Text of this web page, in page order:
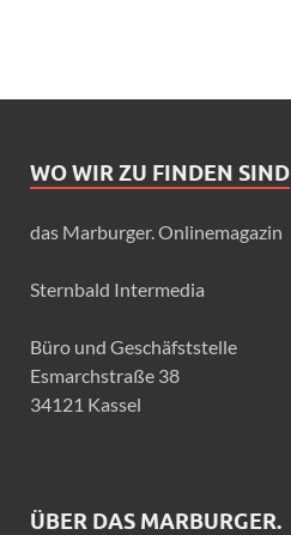
WO WIR ZU FINDEN SIND
das Marburger. Onlinemagazin
Sternbald Intermedia
Büro und Geschäfststelle
Esmarchstraße 38
34121 Kassel
ÜBER DAS MARBURGER.